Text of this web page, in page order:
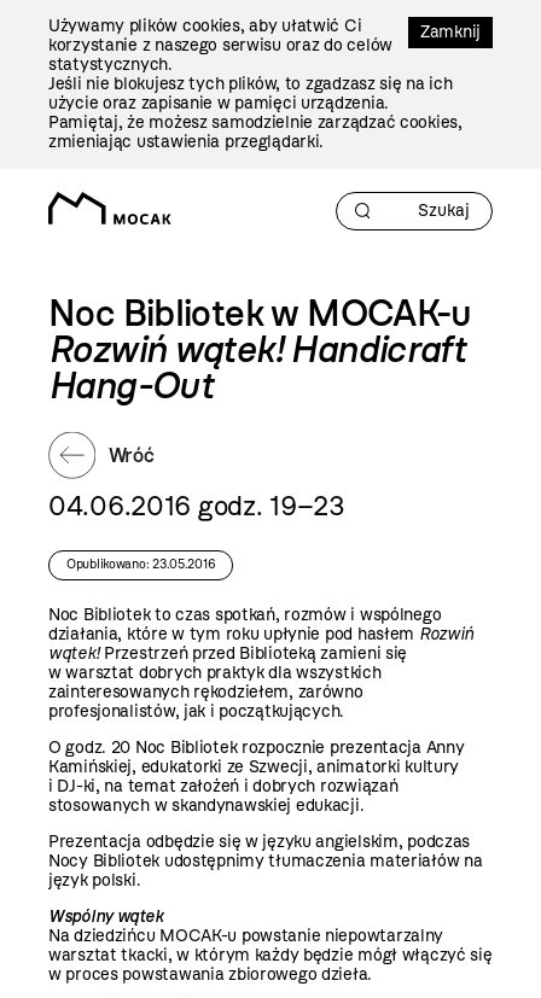
Zamknij
Używamy plików cookies, aby ułatwić Ci
korzystanie z naszego serwisu oraz do celów
statystycznych.
Jeśli nie blokujesz tych plików, to zgadzasz się na ich
użycie oraz zapisanie w pamięci urządzenia.
Pamiętaj, że możesz samodzielnie zarządzać cookies,
zmieniając ustawienia przeglądarki.
Noc Bibliotek w MOCAK-u
Rozwiń wątek! Handicraft
Hang-Out
Wróć
04.06.2016 godz. 19–23
Opublikowano: 23.05.2016
Noc Bibliotek to czas spotkań, rozmów i wspólnego
działania, które w tym roku upłynie pod hasłem Rozwiń
wątek!Przestrzeń przed Biblioteką zamieni się
w warsztat dobrych praktyk dla wszystkich
zainteresowanych rękodziełem, zarówno
profesjonalistów, jak i początkujących.
O godz. 20 Noc Bibliotek rozpocznie prezentacja Anny
Kamińskiej, edukatorki ze Szwecji, animatorki kultury
i DJ-ki, na temat założeń i dobrych rozwiązań
stosowanych w skandynawskiej edukacji.
Prezentacja odbędzie się w języku angielskim, podczas
Nocy Bibliotek udostępnimy tłumaczenia materiałów na
język polski.
Wspólny wątek
Na dziedzińcu MOCAK-u powstanie niepowtarzalny
warsztat tkacki, w którym każdy będzie mógł włączyć się
w proces powstawania zbiorowego dzieła.